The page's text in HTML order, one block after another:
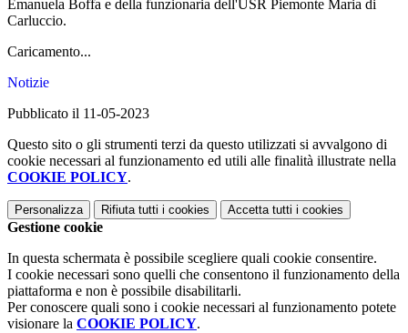
Emanuela Boffa e della funzionaria dell'USR Piemonte Maria di
Carluccio.
Caricamento...
Notizie
Pubblicato il 11-05-2023
Questo sito o gli strumenti terzi da questo utilizzati si avvalgono di
cookie necessari al funzionamento ed utili alle finalità illustrate nella
COOKIE POLICY.
Personalizza Rifiuta tutti i cookies Accetta tutti i cookies
Gestione cookie
In questa schermata è possibile scegliere quali cookie consentire.
I cookie necessari sono quelli che consentono il funzionamento della
piattaforma e non è possibile disabilitarli.
Per conoscere quali sono i cookie necessari al funzionamento potete
visionare la COOKIE POLICY.